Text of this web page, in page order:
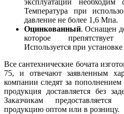
Температура при
давление не более 1,6 Мпа.
Оцинкованный. Оснащен
которое
Используется при
Все сантехнические бочата
75, и отвечают заявленным
компании следят за пополнением
продукция доставляется без
Заказчикам предоставляется
продукцию оптом или в розницу.